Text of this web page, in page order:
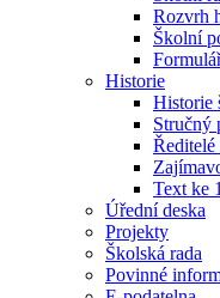
Rozvrh
Školní
Historie
Historie
Stručný
Text ke
Úřední deska
Projekty
Školská rada
Povinné